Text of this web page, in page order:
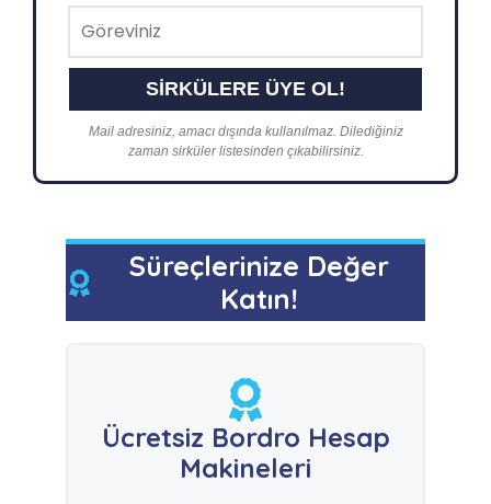
Mail adresiniz, amacı dışında kullanılmaz. Dilediğiniz
zaman sirküler listesinden çıkabilirsiniz.
Süreçlerinize Değer
Katın!
Ücretsiz Bordro Hesap
Makineleri